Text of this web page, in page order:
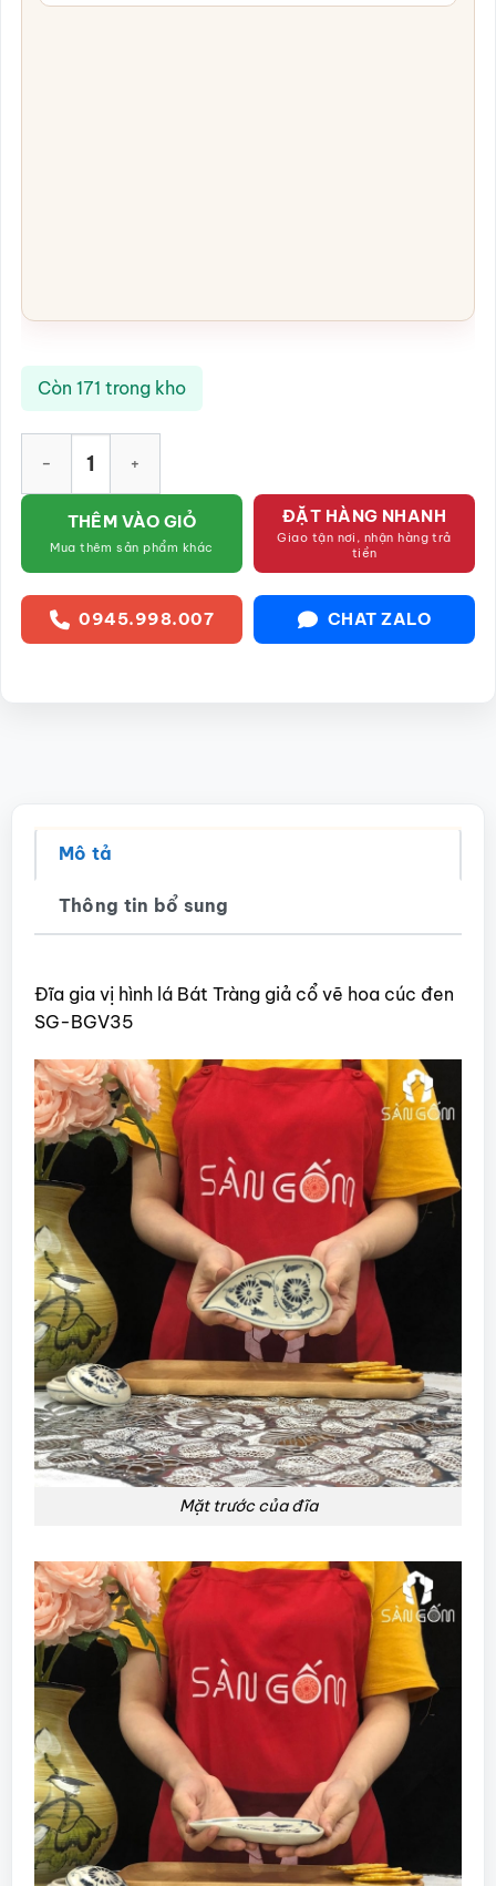
Còn 171 trong kho
THÊM VÀO GIỎ
Mua thêm sản phẩm khác
ĐẶT HÀNG NHANH
Giao tận nơi, nhận hàng trả
tiền
0945.998.007 CHAT ZALO
Mô tả
Thông tin bổ sung
Đĩa gia vị hình lá Bát Tràng giả cổ vẽ hoa cúc đen
SG-BGV35
Mặt trước của đĩa